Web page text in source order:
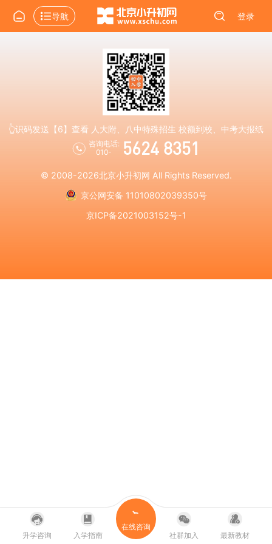
导航 登录
👆识码发送【6】查看 人大附、八中特殊招生 校额到校、中考大报纸
咨询电话:
010-
5624 8351
© 2008-2026北京小升初网 All Rights Reserved.
京公网安备 11010802039350号
京ICP备2021003152号-1
升学咨询 入学指南
在线咨询
社群加入
最新教材